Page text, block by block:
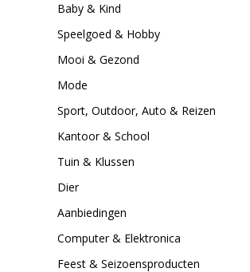
Baby & Kind
Speelgoed & Hobby
Mooi & Gezond
Mode
Sport, Outdoor, Auto & Reizen
Kantoor & School
Tuin & Klussen
Dier
Aanbiedingen
Computer & Elektronica
Feest & Seizoensproducten